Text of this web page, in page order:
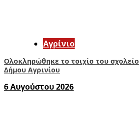
Aγρίνιο
Ολοκληρώθηκε το τοιχίο του
Δήμου Αγρινίου
6 Αυγούστου 2026